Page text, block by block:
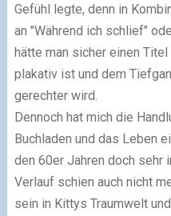
Gefühl legte, denn in
an "Während ich schlief"
hätte man sicher einen
plakativ ist und dem
gerechter wird.
Dennoch hat mich die
Buchladen und das Leben
den 60er Jahren doch sehr
Verlauf schien auch nicht
sein in Kittys Traumwelt